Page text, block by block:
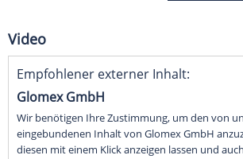
Video
Empfohlener externer Inhalt:
Glomex GmbH
Wir benötigen Ihre Zustimmung, um den von
eingebundenen Inhalt von Glomex GmbH
diesen mit einem Klick anzeigen lassen und